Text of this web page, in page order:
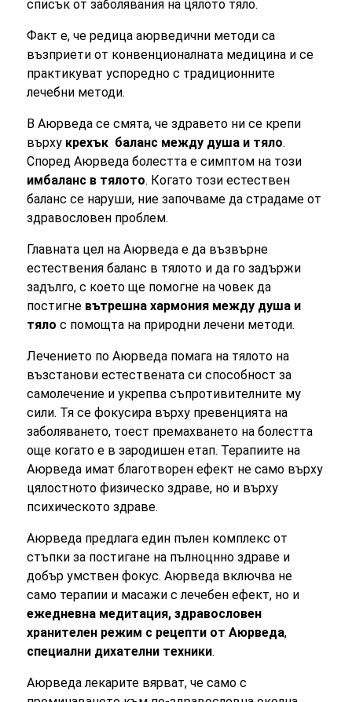
списък от заболявания на цялото тяло.
Факт е, че редица аюрведични методи са
възприети от конвенционалната медицина и се
практикуват успоредно с традиционните
лечебни методи.
В Аюрведа се смята, че здравето ни се крепи
върху крехък баланс между душа и тяло.
Според Аюрведа болестта е симптом на този
имбаланс в тялото. Когато този естествен
баланс се наруши, ние започваме да страдаме от
здравословен проблем.
Главната цел на Аюрведа е да възвърне
естествения баланс в тялото и да го задържи
задълго, с което ще помогне на човек да
постигне вътрешна хармония между душа и
тялос помощта на природни лечени методи.
Лечението по Аюрведа помага на тялото на
възстанови естествената си способност за
самолечение и укрепва съпротивителните му
сили. Тя се фокусира върху превенцията на
заболяването, тоест премахването на болестта
още когато е в зародишен етап. Терапиите на
Аюрведа имат благотворен ефект не само върху
цялостното физическо здраве, но и върху
психическото здраве.
Аюрведа предлага един пълен комплекс от
стъпки за постигане на пълноцнно здраве и
добър умствен фокус. Аюрведа включва не
само терапии и масажи с лечебен ефект, но и
ежедневна медитация, здравословен
хранителен режим с рецепти от Аюрведа,
специални дихателни техники.
Аюрведа лекарите вярват, че само с